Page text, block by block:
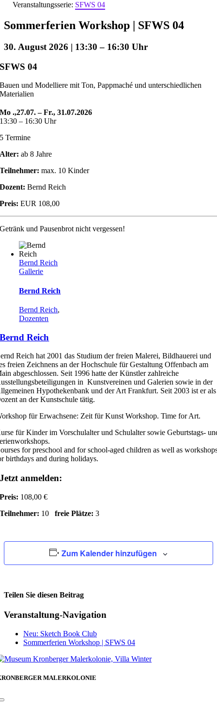
Veranstaltungsserie: SFWS 04
Sommerferien Workshop | SFWS 04
30. August 2026 | 13:30 – 16:30
SFWS 04
Bauen und Modelliere mit Ton, Pappmaché und unterschiedlichen
Materialien
Mo .,27.07. – Fr., 31.07.2026
13:30 – 16:30 Uhr
5 Termine
Alter: ab 8 Jahre
Teilnehmer: max. 10 Kinder
Dozent: Bernd Reich
Preis: EUR 108,00
Getränk und Pausenbrot nicht vergessen!
Bernd Reich
Gallerie
Bernd Reich
Bernd Reich,
Dozenten
Bernd Reich
Reich hat 2001 das Studium der freien Malerei, Bildhauerei und
freien Zeichnens an der Hochschule für Gestaltung Offenbach am
abgeschlossen. Seit 1996 hatte der Künstler zahlreiche
in Kunstvereinen und Galerien sowie in der
Hypothekenbank und der Art Frankfurt. Seit 2003 ist er als
an der Kunstschule tätig.
für Erwachsene: Zeit für Kunst Workshop. Time for Art.
für Kinder im Vorschulalter und Schulalter sowie Geburtstags-
for preschool and for school-aged children as well as
birthdays and during holidays.
Jetzt anmelden:
Preis: 108,00 €
Teilnehmer: 10freie Plätze: 3
Zum Kalender hinzufügen
Teilen Sie diesen Beitrag
Facebook
Veranstaltung-Navigation
Neu: Sketch Book Club
Sommerferien Workshop | SFWS 04
MALERKOLONIE
Toggle